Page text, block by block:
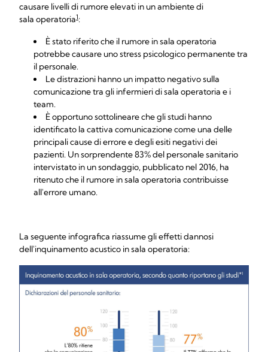
causare livelli di rumore elevati in un ambiente di
sala operatoria1:
È stato riferito che il rumore in sala operatoria
potrebbe causare uno stress psicologico permanente tra
il personale.
Le distrazioni hanno un impatto negativo sulla
comunicazione tra gli infermieri di sala operatoria e i
team.
È opportuno sottolineare che gli studi hanno
identificato la cattiva comunicazione come una delle
principali cause di errore e degli esiti negativi dei
pazienti. Un sorprendente 83% del personale sanitario
intervistato in un sondaggio, pubblicato nel 2016, ha
ritenuto che il rumore in sala operatoria contribuisse
all'errore umano.
La seguente infografica riassume gli effetti dannosi
dell'inquinamento acustico in sala operatoria: